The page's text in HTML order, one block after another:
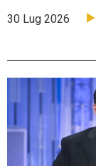
30 Lug 2026